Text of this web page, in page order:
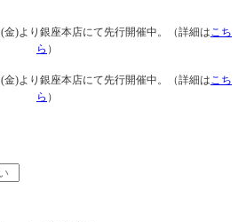
金)より銀座本店にて先行開催中。（詳細はこち
ら ）
金)より銀座本店にて先行開催中。（詳細はこち
ら ）